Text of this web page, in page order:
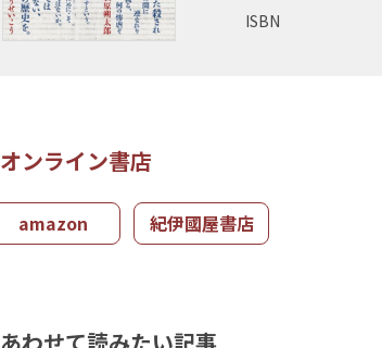
ISBN
オンライン書店
amazon 紀伊國屋書店